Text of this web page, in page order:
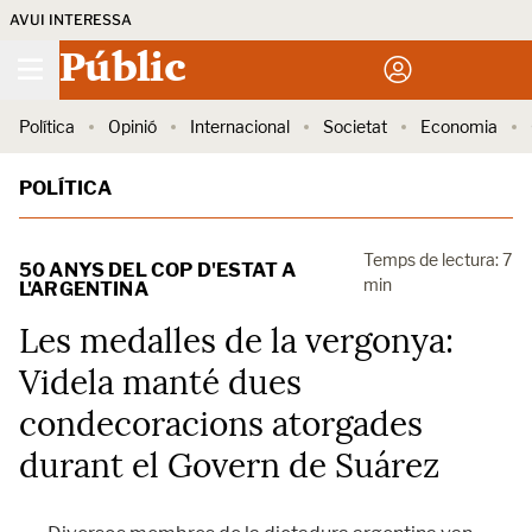
AVUI INTERESSA
Públic
Política Opinió Internacional Societat Economia
POLÍTICA
50 ANYS DEL COP D'ESTAT A
L'ARGENTINA
Temps de lectura: 7
min
Les medalles de la vergonya:
Videla manté dues
condecoracions atorgades
durant el Govern de Suárez